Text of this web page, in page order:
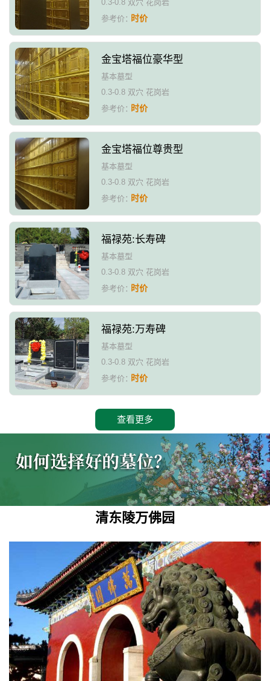
0.3-0.8 双穴 花岗岩
参考价：时价
金宝塔福位豪华型
基本墓型
0.3-0.8 双穴 花岗岩
参考价：时价
金宝塔福位尊贵型
基本墓型
0.3-0.8 双穴 花岗岩
参考价：时价
福禄苑:长寿碑
基本墓型
0.3-0.8 双穴 花岗岩
参考价：时价
福禄苑:万寿碑
基本墓型
0.3-0.8 双穴 花岗岩
参考价：时价
查看更多
清东陵万佛园